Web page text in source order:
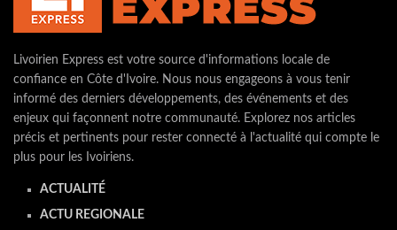
Livoirien Express est votre source d'informations locale de
confiance en Côte d'Ivoire. Nous nous engageons à vous tenir
informé des derniers développements, des événements et des
enjeux qui façonnent notre communauté. Explorez nos articles
précis et pertinents pour rester connecté à l'actualité qui compte le
plus pour les Ivoiriens.
ACTUALITÉ
ACTU REGIONALE